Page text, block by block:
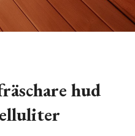
hud